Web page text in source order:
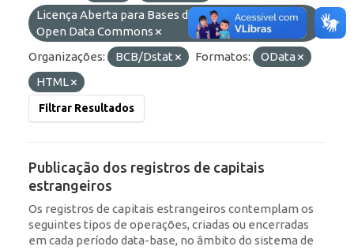
Licença Aberta para Bases de Dados (ODbL) do
Open Data Commons
Organizações:
BCB/Dstat Formatos:
OData
HTML
Filtrar Resultados
Publicação dos registros de capitais
estrangeiros
Os registros de capitais estrangeiros contemplam os
seguintes tipos de operações, criadas ou encerradas
em cada período data-base, no âmbito do sistema de